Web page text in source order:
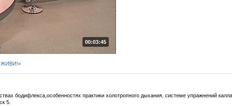
00:03:45
бодифлекса,особенностях практики холотропного дыхания, системе упражнений
5.